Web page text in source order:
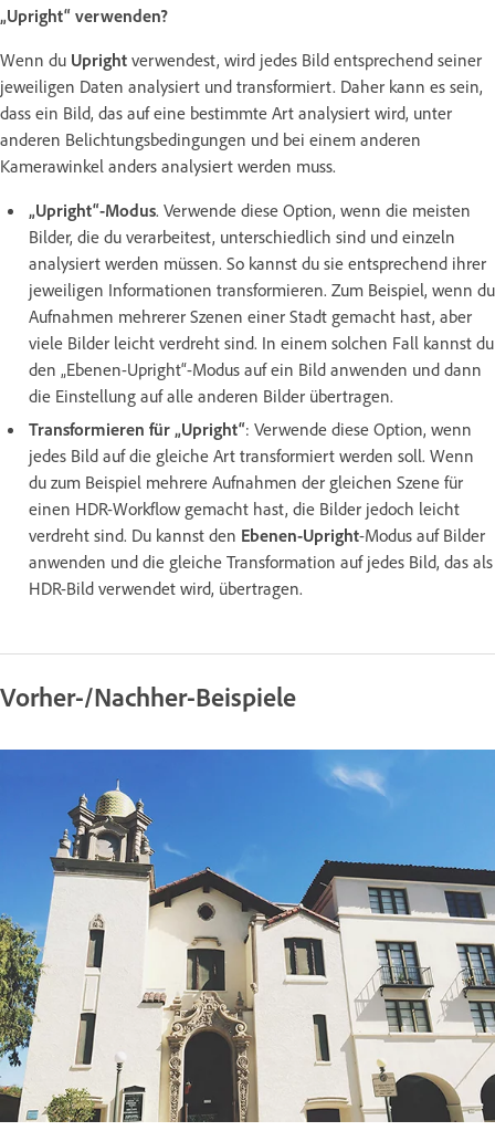
„Upright“ verwenden?
Wenn du Upright verwendest, wird jedes Bild entsprechend seiner
jeweiligen Daten analysiert und transformiert. Daher kann es sein,
dass ein Bild, das auf eine bestimmte Art analysiert wird, unter
anderen Belichtungsbedingungen und bei einem anderen
Kamerawinkel anders analysiert werden muss.
„Upright“-Modus. Verwende diese Option, wenn die meisten
Bilder, die du verarbeitest, unterschiedlich sind und einzeln
analysiert werden müssen. So kannst du sie entsprechend ihrer
jeweiligen Informationen transformieren. Zum Beispiel, wenn du
Aufnahmen mehrerer Szenen einer Stadt gemacht hast, aber
viele Bilder leicht verdreht sind. In einem solchen Fall kannst du
den „Ebenen-Upright“-Modus auf ein Bild anwenden und dann
die Einstellung auf alle anderen Bilder übertragen.
Transformieren für „Upright“: Verwende diese Option, wenn
jedes Bild auf die gleiche Art transformiert werden soll. Wenn
du zum Beispiel mehrere Aufnahmen der gleichen Szene für
einen HDR-Workflow gemacht hast, die Bilder jedoch leicht
verdreht sind. Du kannst den Ebenen-Upright-Modus auf Bilder
anwenden und die gleiche Transformation auf jedes Bild, das als
HDR-Bild verwendet wird, übertragen.
Vorher-/Nachher-Beispiele